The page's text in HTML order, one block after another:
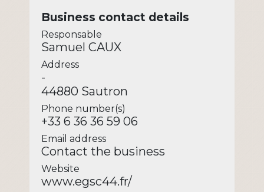
Business contact details
Responsable
Samuel CAUX
Address
-
44880 Sautron
Phone number(s)
+33 6 36 36 59 06
Email address
Contact the business
Website
www.egsc44.fr/